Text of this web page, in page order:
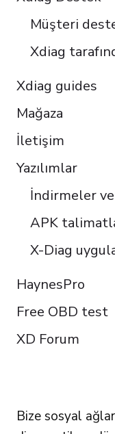
Müşteri
Xdiag
Xdiag guides
Mağaza
İletişim
Yazılımlar
İndirmeler
APK
X-Diag
HaynesPro
Free OBD test
XD Forum
Bize sosyal